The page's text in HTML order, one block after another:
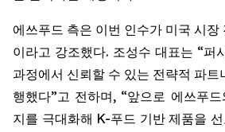
에쓰푸드 측은 이번 인수가 미국 시장
이라고 강조했다. 조성수 대표는 “퍼
과정에서 신뢰할 수 있는 전략적 파트
행했다”고 전하며, “앞으로 에쓰푸
지를 극대화해 K-푸드 기반 제품을